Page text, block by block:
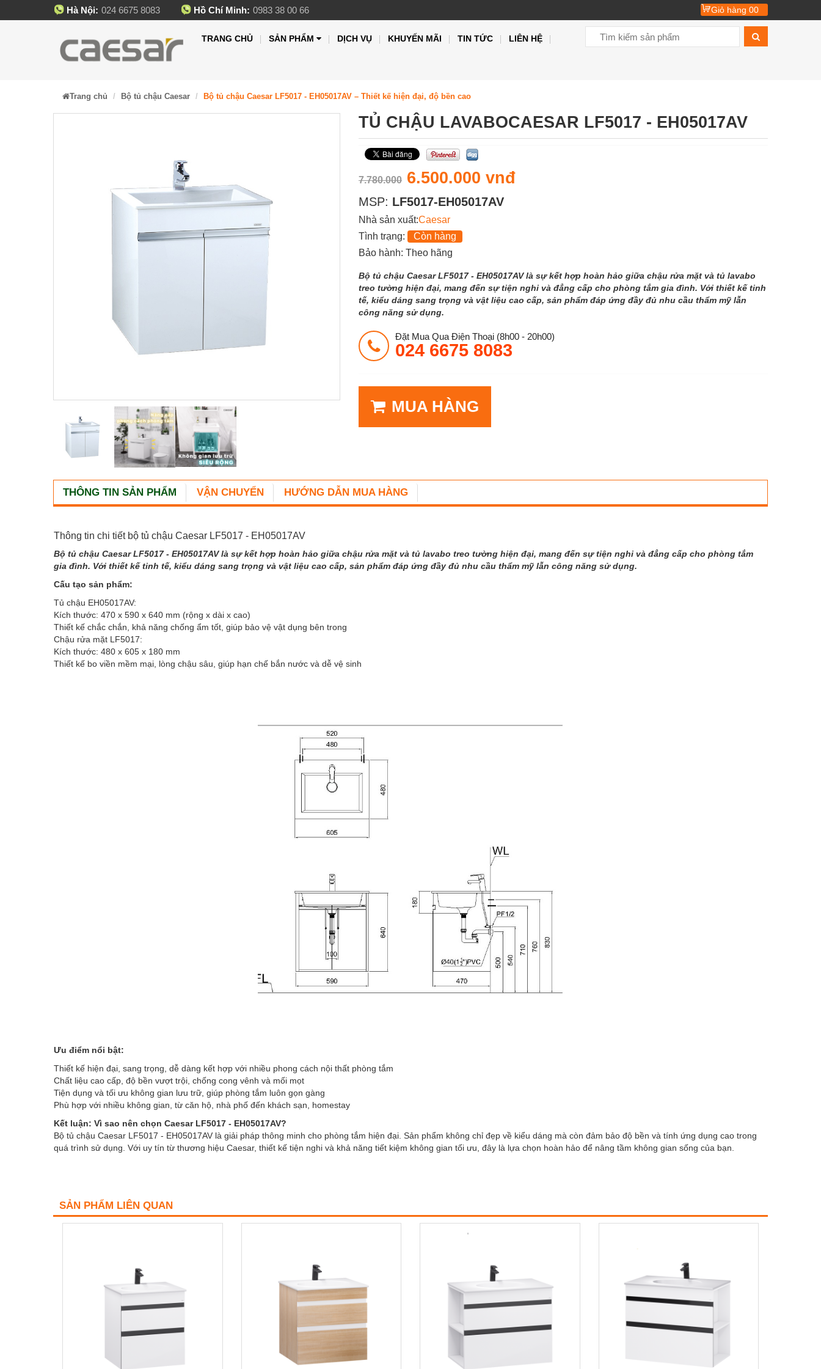
Hà Nội: 024 6675 8083 Hồ Chí Minh: 0983 38 00 66 Giỏ hàng 00
TRANG CHỦ SẢN PHẨM DỊCH VỤ KHUYẾN MÃI TIN TỨC LIÊN HỆ
Trang chủ Bộ tủ chậu Caesar Bộ tủ chậu Caesar LF5017 - EH05017AV – Thiết kế hiện đại, độ bền cao
TỦ CHẬU LAVABOCAESAR LF5017 - EH05017AV
7.780.000 6.500.000 vnđ
MSP: LF5017-EH05017AV
Nhà sản xuất:Caesar
Tình trạng:
Còn hàng
Bảo hành: Theo hãng
Bộ tủ chậu Caesar LF5017 - EH05017AV là sự kết hợp hoàn hảo giữa chậu rửa mặt và tủ lavabo
treo tường hiện đại, mang đến sự tiện nghi và đẳng cấp cho phòng tắm gia đình. Với thiết kế tinh
tế, kiểu dáng sang trọng và vật liệu cao cấp, sản phẩm đáp ứng đầy đủ nhu cầu thẩm mỹ lẫn
công năng sử dụng.
Đặt Mua Qua Điện Thoại (8h00 - 20h00)
024 6675 8083
MUA HÀNG
THÔNG TIN SẢN PHẨM VẬN CHUYỂN HƯỚNG DẪN MUA HÀNG
Thông tin chi tiết bộ tủ chậu Caesar LF5017 - EH05017AV
Bộ tủ chậu Caesar LF5017 - EH05017AV là sự kết hợp hoàn hảo giữa chậu rửa mặt và tủ lavabo treo tường hiện đại, mang đến sự tiện nghi và đẳng cấp cho phòng tắm
gia đình. Với thiết kế tinh tế, kiểu dáng sang trọng và vật liệu cao cấp, sản phẩm đáp ứng đầy đủ nhu cầu thẩm mỹ lẫn công năng sử dụng.
Cấu tạo sản phẩm:
Tủ chậu EH05017AV:
Kích thước: 470 x 590 x 640 mm (rộng x dài x cao)
Thiết kế chắc chắn, khả năng chống ẩm tốt, giúp bảo vệ vật dụng bên trong
Chậu rửa mặt LF5017:
Kích thước: 480 x 605 x 180 mm
Thiết kế bo viền mềm mại, lòng chậu sâu, giúp hạn chế bắn nước và dễ vệ sinh
Ưu điểm nổi bật:
Thiết kế hiện đại, sang trọng, dễ dàng kết hợp với nhiều phong cách nội thất phòng tắm
Chất liệu cao cấp, độ bền vượt trội, chống cong vênh và mối mọt
Tiện dụng và tối ưu không gian lưu trữ, giúp phòng tắm luôn gọn gàng
Phù hợp với nhiều không gian, từ căn hộ, nhà phố đến khách sạn, homestay
Kết luận: Vì sao nên chọn Caesar LF5017 - EH05017AV?
Bộ tủ chậu Caesar LF5017 - EH05017AV là giải pháp thông minh cho phòng tắm hiện đại. Sản phẩm không chỉ đẹp về kiểu dáng mà còn đảm bảo độ bền và tính ứng dụng cao trong
quá trình sử dụng. Với uy tín từ thương hiệu Caesar, thiết kế tiện nghi và khả năng tiết kiệm không gian tối ưu, đây là lựa chọn hoàn hảo để nâng tầm không gian sống của bạn.
SẢN PHẨM LIÊN QUAN